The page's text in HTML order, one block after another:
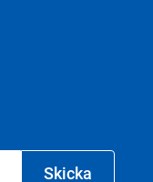
Skicka